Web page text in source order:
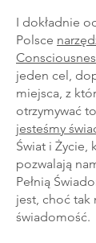
I dokładnie
Polsce
jeden cel,
miejsca, z
otrzymywać to
jesteśmy
Świat i Życie,
pozwalają
Pełnią
jest, choć tak
świadomość.